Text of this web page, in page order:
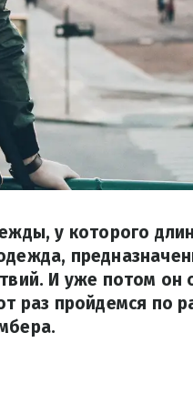
у которого
И уже потом он
раз пройдемся по